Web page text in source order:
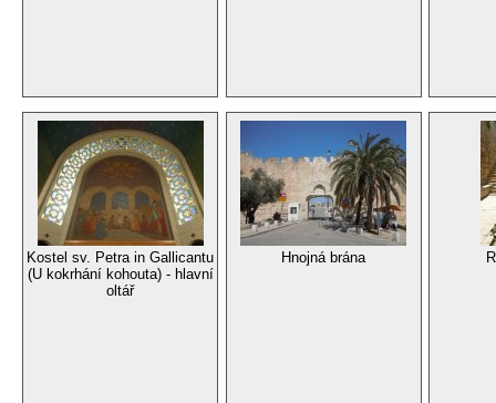
Kostel sv. Petra in Gallicantu
(U kokrhání kohouta) - hlavní
oltář
Hnojná brána